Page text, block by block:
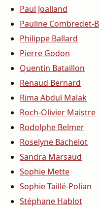
Paul Joalland
Pauline Combredet-
Philippe Ballard
Pierre Godon
Quentin Bataillon
Renaud Bernard
Rima Abdul Malak
Roch-Olivier Maistre
Rodolphe Belmer
Roselyne Bachelot
Sandra Marsaud
Sophie Mette
Sophie Taillé-Polian
Stéphane Hablot